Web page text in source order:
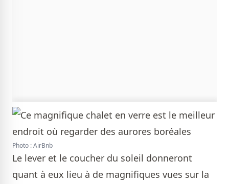
Photo : AirBnb
Le lever et le coucher du soleil donneront
quant à eux lieu à de magnifiques vues sur la